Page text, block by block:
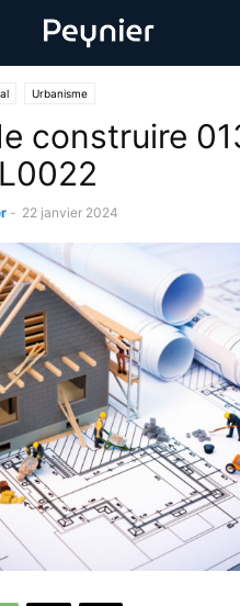
Urbanisme
construire
- 22 janvier 2024